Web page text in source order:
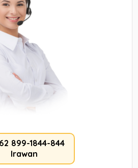
899-1844-844
Irawan